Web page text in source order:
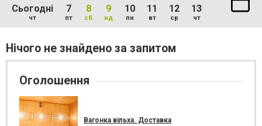
Сьогодні
чт
7
пт
8
сб
9
нд
10
пн
11
вт
12
ср
13
чт
Нічого не знайдено за запитом
Оголошення
Вагонка вільха. Доставка